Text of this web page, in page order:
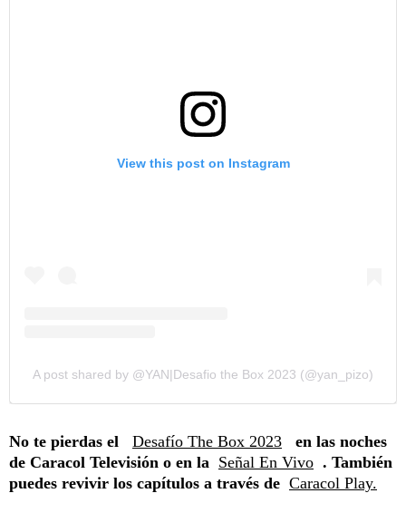
View this post on Instagram
A post shared by @YAN|Desafio the Box 2023 (@yan_pizo)
No te pierdas el Desafío The Box 2023
en las noches
de Caracol Televisión o en la Señal En Vivo . También
puedes revivir los capítulos a través de Caracol Play.